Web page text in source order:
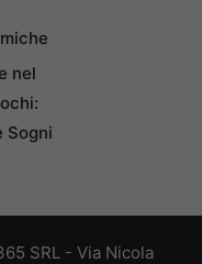
nel
Sogni
SRL - Via Nicola